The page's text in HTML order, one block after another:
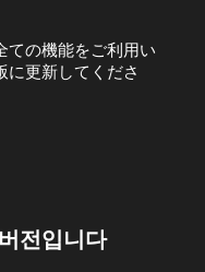
ての機能をご利用い
に更新してくださ
전입니다